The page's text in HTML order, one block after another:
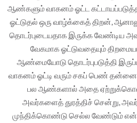
ஆண்களும் வாகனம் ஓட்ட
ஓட்டுதல் ஒரு வாழ்க்கைத் திறன்,
தொடர்புடையதாக இருக்க வேண்டிய
வேகமாக ஓட்டுவதையும்
ஆண்மையோடு தொடர்புபடுத்தி
வாகனம் ஓட்டி வரும் சகப் பெண்
பல ஆண்களால் அதை
அவர்களைத் துரத்திச் சென்று,
முந்திக்கொண்டு செல்ல வேண்டும்